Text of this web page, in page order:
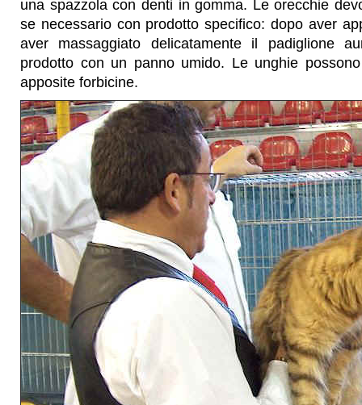
una spazzola con denti in gomma. Le orecchie
se necessario con prodotto specifico: dopo aver
aver massaggiato delicatamente il padiglione
prodotto con un panno umido. Le unghie
apposite forbicine.